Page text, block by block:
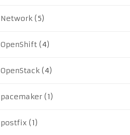
Network (5)
OpenShift (4)
OpenStack (4)
pacemaker (1)
postfix (1)